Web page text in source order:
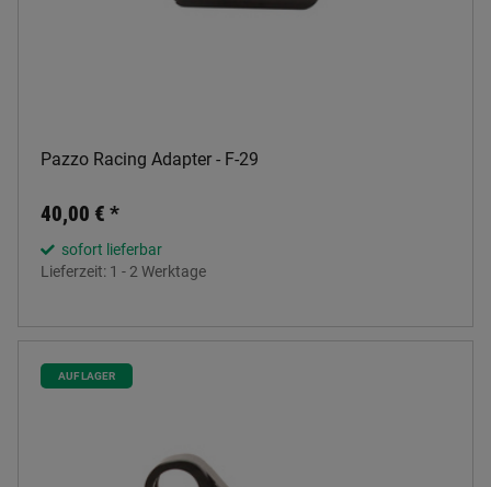
Pazzo Racing Adapter - F-29
40,00 € *
sofort lieferbar
Lieferzeit: 1 - 2 Werktage
AUF LAGER